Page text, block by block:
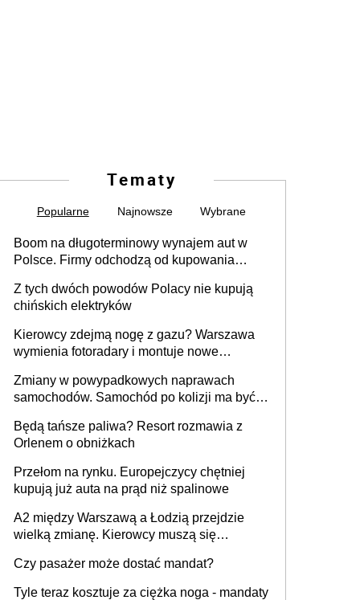
Tematy
Popularne Najnowsze Wybrane
Boom na długoterminowy wynajem aut w
Polsce. Firmy odchodzą od kupowania
Z tych dwóch powodów Polacy nie kupują
chińskich elektryków
Kierowcy zdejmą nogę z gazu? Warszawa
wymienia fotoradary i montuje nowe
Zmiany w powypadkowych naprawach
samochodów. Samochód po kolizji ma być
technologią producenta
Będą tańsze paliwa? Resort rozmawia z
Orlenem o obniżkach
Przełom na rynku. Europejczycy chętniej
kupują już auta na prąd niż spalinowe
A2 między Warszawą a Łodzią przejdzie
wielką zmianę. Kierowcy muszą się
Czy pasażer może dostać mandat?
Tyle teraz kosztuje za ciężka noga - mandaty